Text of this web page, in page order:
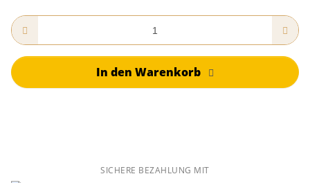
In den Warenkorb
SICHERE BEZAHLUNG MIT